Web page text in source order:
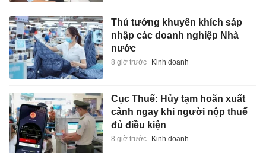
Thủ tướng khuyến khích sáp
nhập các doanh nghiệp Nhà
nước
8 giờ trước Kinh doanh
Cục Thuế: Hủy tạm hoãn xuất
cảnh ngay khi người nộp thuế
đủ điều kiện
8 giờ trước Kinh doanh